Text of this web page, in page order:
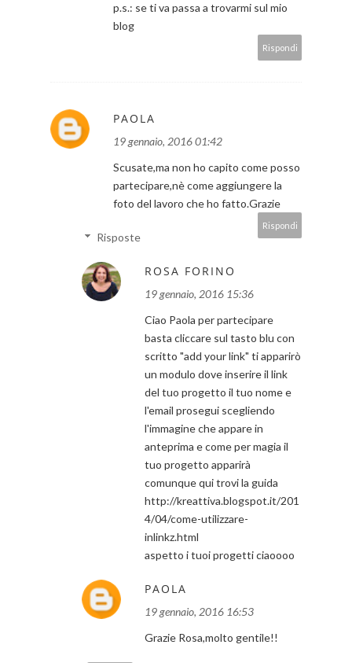
p.s.: se ti va passa a trovarmi sul mio
blog
Rispondi
PAOLA
19 gennaio, 2016 01:42
Scusate,ma non ho capito come posso
partecipare,nè come aggiungere la
foto del lavoro che ho fatto.Grazie
Rispondi
Risposte
ROSA FORINO
19 gennaio, 2016 15:36
Ciao Paola per partecipare
basta cliccare sul tasto blu con
scritto "add your link" ti apparirò
un modulo dove inserire il link
del tuo progetto il tuo nome e
l'email prosegui scegliendo
l'immagine che appare in
anteprima e come per magia il
tuo progetto apparirà
comunque qui trovi la guida
http://kreattiva.blogspot.it/201
4/04/come-utilizzare-
inlinkz.html
aspetto i tuoi progetti ciaoooo
PAOLA
19 gennaio, 2016 16:53
Grazie Rosa,molto gentile!!